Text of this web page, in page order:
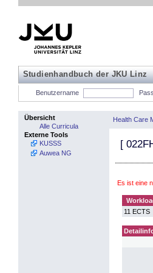
Studienhandbuch der JKU Linz
Benutzername
Übersicht
Alle Curricula
Externe Tools
KUSSS
Auwea NG
Health Care
[
Es ist eine
11 ECTS